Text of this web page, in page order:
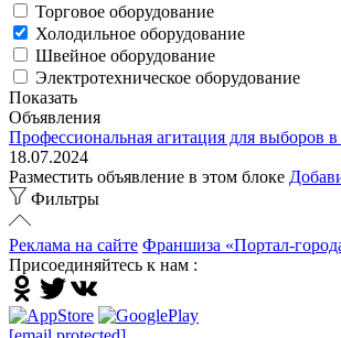
Торговое оборудование
Холодильное оборудование
Швейное оборудование
Электротехническое оборудование
Показать
Объявления
Профессиональная агитация для выборов
18.07.2024
Разместить объявление в этом блоке
Фильтры
Реклама на сайте Франшиза «Портал-
Присоединяйтесь к нам :